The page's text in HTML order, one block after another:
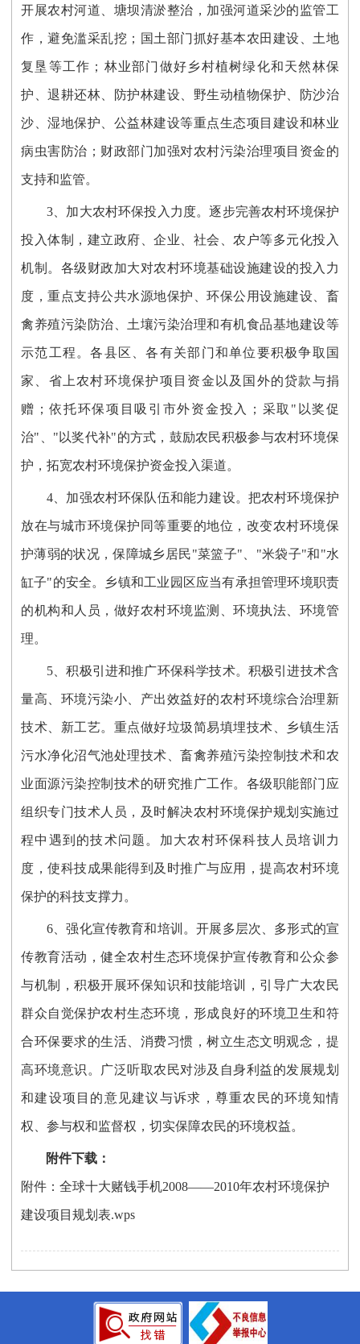
开展农村河道、塘坝清淤整治，加强河道采沙的监管工
作，避免滥采乱挖；国土部门抓好基本农田建设、土地
复垦等工作；林业部门做好乡村植树绿化和天然林保
护、退耕还林、防护林建设、野生动植物保护、防沙治
沙、湿地保护、公益林建设等重点生态项目建设和林业
病虫害防治；财政部门加强对农村污染治理项目资金的
支持和监管。
3、加大农村环保投入力度。逐步完善农村环境保护
投入体制，建立政府、企业、社会、农户等多元化投入
机制。各级财政加大对农村环境基础设施建设的投入力
度，重点支持公共水源地保护、环保公用设施建设、畜
禽养殖污染防治、土壤污染治理和有机食品基地建设等
示范工程。各县区、各有关部门和单位要积极争取国
家、省上农村环境保护项目资金以及国外的贷款与捐
赠；依托环保项目吸引市外资金投入；采取"以奖促
治"、"以奖代补"的方式，鼓励农民积极参与农村环境保
护，拓宽农村环境保护资金投入渠道。
4、加强农村环保队伍和能力建设。把农村环境保护
放在与城市环境保护同等重要的地位，改变农村环境保
护薄弱的状况，保障城乡居民"菜篮子"、"米袋子"和"水
缸子"的安全。乡镇和工业园区应当有承担管理环境职责
的机构和人员，做好农村环境监测、环境执法、环境管
理。
5、积极引进和推广环保科学技术。积极引进技术含
量高、环境污染小、产出效益好的农村环境综合治理新
技术、新工艺。重点做好垃圾简易填埋技术、乡镇生活
污水净化沼气池处理技术、畜禽养殖污染控制技术和农
业面源污染控制技术的研究推广工作。各级职能部门应
组织专门技术人员，及时解决农村环境保护规划实施过
程中遇到的技术问题。加大农村环保科技人员培训力
度，使科技成果能得到及时推广与应用，提高农村环境
保护的科技支撑力。
6、强化宣传教育和培训。开展多层次、多形式的宣
传教育活动，健全农村生态环境保护宣传教育和公众参
与机制，积极开展环保知识和技能培训，引导广大农民
群众自觉保护农村生态环境，形成良好的环境卫生和符
合环保要求的生活、消费习惯，树立生态文明观念，提
高环境意识。广泛听取农民对涉及自身利益的发展规划
和建设项目的意见建议与诉求，尊重农民的环境知情
权、参与权和监督权，切实保障农民的环境权益。
附件下载：
附件：全球十大赌钱手机2008——2010年农村环境保护
建设项目规划表.wps